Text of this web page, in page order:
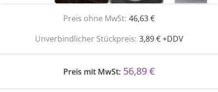
Preis ohne MwSt: 46,63 €
Unverbindlicher Stückpreis: 3,89 € +DDV
Preis mit MwSt: 56,89 €